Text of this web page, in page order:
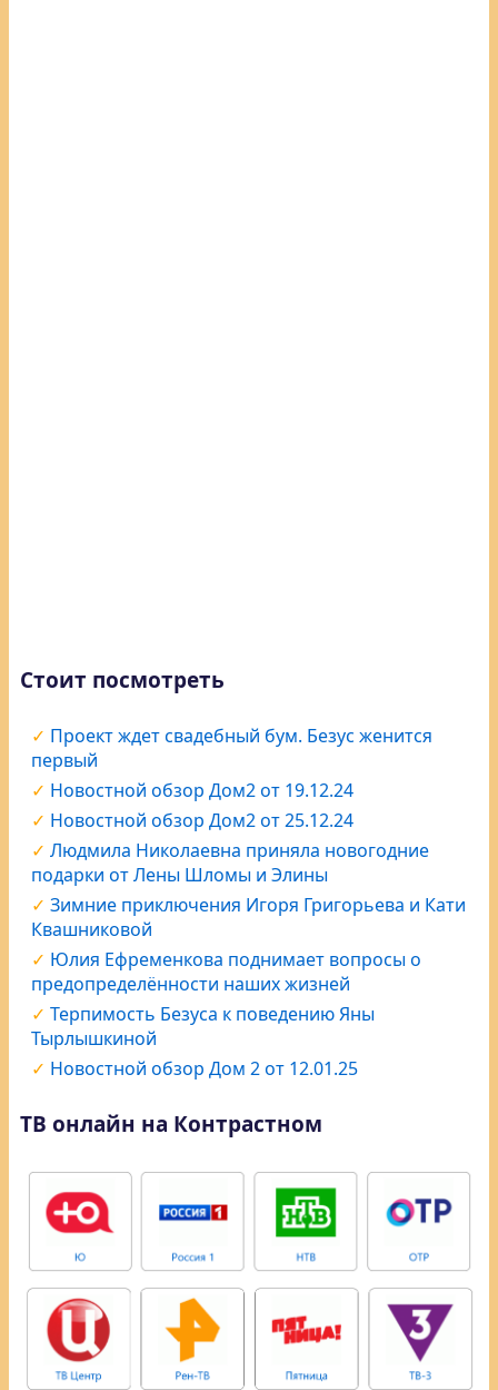
Стоит посмотреть
Проект ждет свадебный бум. Безус женится
первый
Новостной обзор Дом2 от 19.12.24
Новостной обзор Дом2 от 25.12.24
Людмила Николаевна приняла новогодние
подарки от Лены Шломы и Элины
Зимние приключения Игоря Григорьева и Кати
Квашниковой
Юлия Ефременкова поднимает вопросы о
предопределённости наших жизней
Терпимость Безуса к поведению Яны
Тырлышкиной
Новостной обзор Дом 2 от 12.01.25
ТВ онлайн на Контрастном